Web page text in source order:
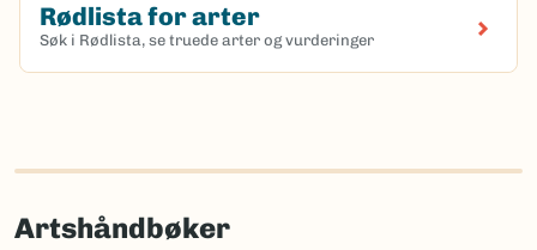
Rødlista for arter
Søk i Rødlista, se truede arter og vurderinger
Artshåndbøker